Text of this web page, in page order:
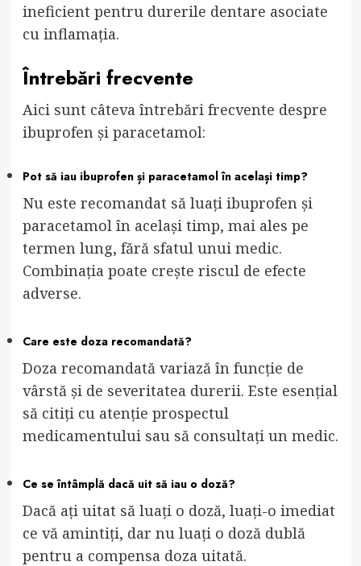
ineficient pentru durerile dentare asociate
cu inflamația.
Întrebări frecvente
Aici sunt câteva întrebări frecvente despre
ibuprofen și paracetamol:
Pot să iau ibuprofen și paracetamol în același timp?
Nu este recomandat să luați ibuprofen și
paracetamol în același timp, mai ales pe
termen lung, fără sfatul unui medic.
Combinația poate crește riscul de efecte
adverse.
Care este doza recomandată?
Doza recomandată variază în funcție de
vârstă și de severitatea durerii. Este esențial
să citiți cu atenție prospectul
medicamentului sau să consultați un medic.
Ce se întâmplă dacă uit să iau o doză?
Dacă ați uitat să luați o doză, luați-o imediat
ce vă amintiți, dar nu luați o doză dublă
pentru a compensa doza uitată.